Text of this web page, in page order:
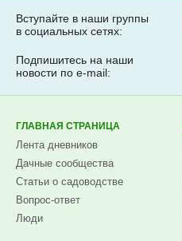
Вступайте в наши группы
в социальных сетях:
Подпишитесь на наши
новости по e-mail:
ГЛАВНАЯ СТРАНИЦА
Лента дневников
Дачные сообщества
Статьи о садоводстве
Вопрос-ответ
Люди